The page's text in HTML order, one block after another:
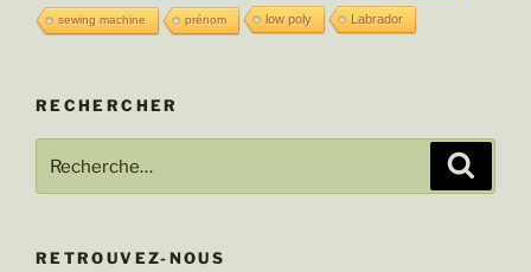
sewing machine prénom low poly Labrador
RECHERCHER
pour
RETROUVEZ-NOUS